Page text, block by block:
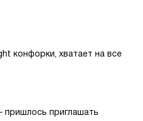
конфорки, хватает на все
пришлось приглашать